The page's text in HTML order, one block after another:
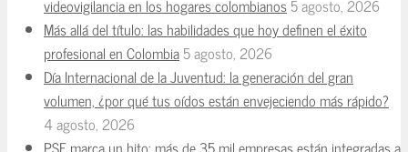
videovigilancia en los hogares colombianos5 agosto, 2026
Más allá del título: las habilidades que hoy definen el éxito
profesional en Colombia5 agosto, 2026
Día Internacional de la Juventud: la generación del gran
volumen, ¿por qué tus oídos están envejeciendo más rápido?
4 agosto, 2026